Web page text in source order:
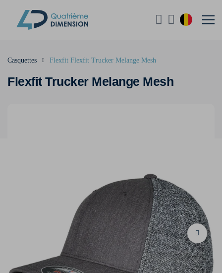
Flexfit Trucker Melange Mesh
Casquettes Flexfit Flexfit Trucker Melange Mesh